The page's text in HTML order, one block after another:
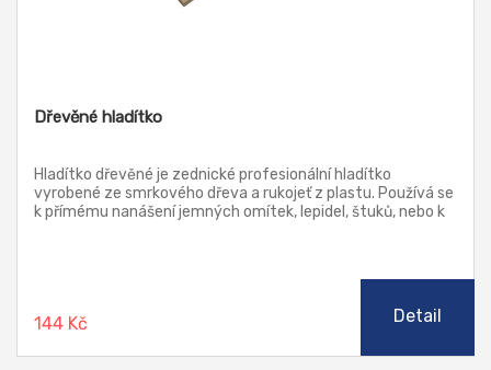
Dřevěné hladítko
Hladítko dřevěné je zednické profesionální hladítko
vyrobené ze smrkového dřeva a rukojeť z plastu. Používá se
k přímému nanášení jemných omítek, lepidel, štuků, nebo k
144 Kč Detail